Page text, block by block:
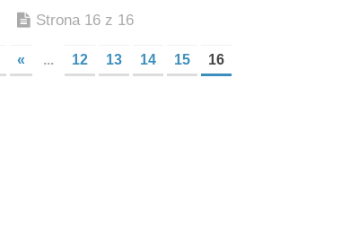
Strona 16 z 16
« ... 12 13 14 15 16